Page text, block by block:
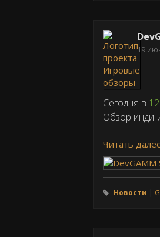
Дата
19
Cегодня в
Обзор инди-
Читать
Новости